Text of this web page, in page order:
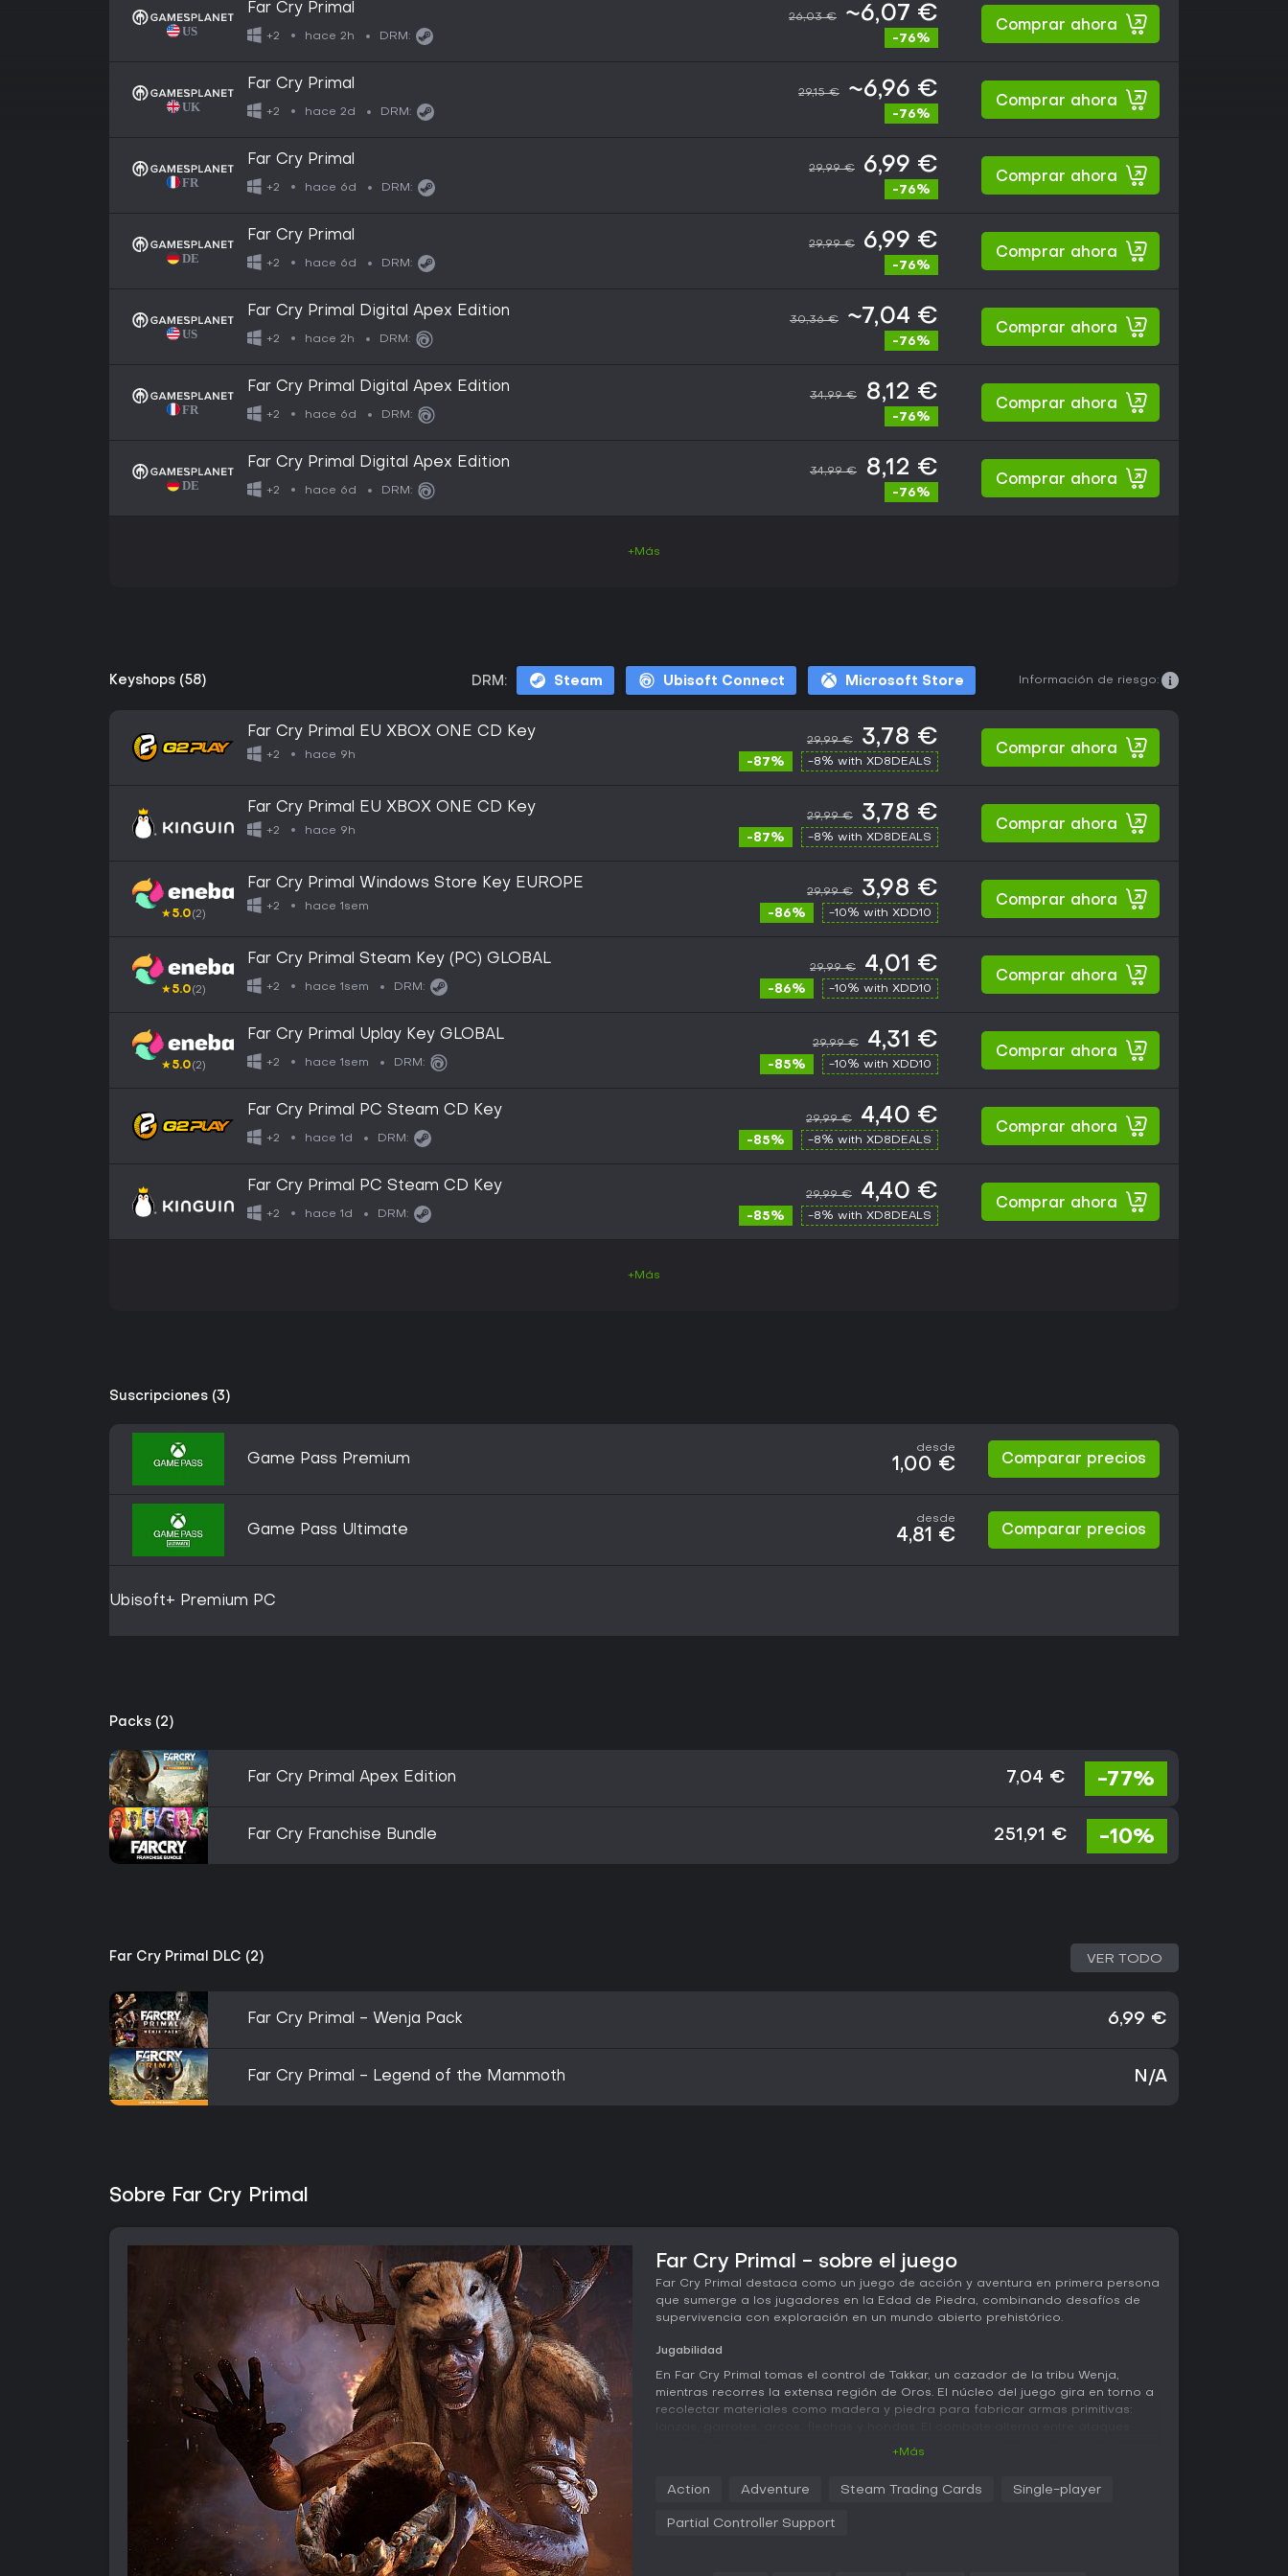
Far Cry Primal
+2 hace 2h DRM:
26,03 € ~6,07 €
-76%
Comprar ahora
Far Cry Primal
+2 hace 2d DRM:
29,15 € ~6,96 €
-76%
Comprar ahora
Far Cry Primal
+2 hace 6d DRM:
29,99 € 6,99 €
-76%
Comprar ahora
Far Cry Primal
+2 hace 6d DRM:
29,99 € 6,99 €
-76%
Comprar ahora
Far Cry Primal Digital Apex Edition
+2 hace 2h DRM:
30,36 € ~7,04 €
-76%
Comprar ahora
Far Cry Primal Digital Apex Edition
+2 hace 6d DRM:
34,99 € 8,12 €
-76%
Comprar ahora
Far Cry Primal Digital Apex Edition
+2 hace 6d DRM:
34,99 € 8,12 €
-76%
Comprar ahora
+Más
Keyshops (58) DRM: Steam Ubisoft Connect Microsoft Store Información de riesgo:
Far Cry Primal EU XBOX ONE CD Key
+2 hace 9h
29,99 € 3,78 €
-87% -8% with XD8DEALS
Comprar ahora
Far Cry Primal EU XBOX ONE CD Key
+2 hace 9h
29,99 € 3,78 €
-87% -8% with XD8DEALS
Comprar ahora
★5.0(2)
Far Cry Primal Windows Store Key EUROPE
+2 hace 1sem
29,99 € 3,98 €
-86% -10% with XDD10
Comprar ahora
★5.0(2)
Far Cry Primal Steam Key (PC) GLOBAL
+2 hace 1sem DRM:
29,99 € 4,01 €
-86% -10% with XDD10
Comprar ahora
★5.0(2)
Far Cry Primal Uplay Key GLOBAL
+2 hace 1sem DRM:
29,99 € 4,31 €
-85% -10% with XDD10
Comprar ahora
Far Cry Primal PC Steam CD Key
+2 hace 1d DRM:
29,99 € 4,40 €
-85% -8% with XD8DEALS
Comprar ahora
Far Cry Primal PC Steam CD Key
+2 hace 1d DRM:
29,99 € 4,40 €
-85% -8% with XD8DEALS
Comprar ahora
+Más
Suscripciones (3)
Game Pass Premium
desde
1,00 € Comparar precios
Game Pass Ultimate
desde
4,81 € Comparar precios
Ubisoft+ Premium PC
Packs (2)
Far Cry Primal Apex Edition 7,04 € -77%
Far Cry Franchise Bundle 251,91 € -10%
Far Cry Primal DLC (2) VER TODO
Far Cry Primal - Wenja Pack 6,99 €
Far Cry Primal - Legend of the Mammoth N/A
Sobre Far Cry Primal
Far Cry Primal - sobre el juego
Far Cry Primal destaca como un juego de acción y aventura en primera persona
que sumerge a los jugadores en la Edad de Piedra, combinando desafíos de
supervivencia con exploración en un mundo abierto prehistórico.
Jugabilidad
En Far Cry Primal tomas el control de Takkar, un cazador de la tribu Wenja,
mientras recorres la extensa región de Oros. El núcleo del juego gira en torno a
recolectar materiales como madera y piedra para fabricar armas primitivas:
Una mecánica clave es domesticar animales salvajes con cebo para
ejemplo, puedes ordenar a un tigre dientes de sable que ataque a los enemigos
+Más
Action Adventure Steam Trading Cards Single-player
Partial Controller Support